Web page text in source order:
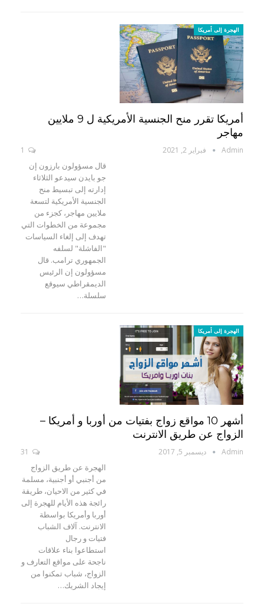
الهجرة إلى أمريكا
أمريكا تقرر منح الجنسية الأمريكية ل 9 ملايين
مهاجر
Admin فبراير 2, 2021
قال مسؤولون بارزون إن
جو بايدن سيدعو الثلاثاء
إدارته إلى تبسيط منح
الجنسية الأمريكية لتسعة
ملايين مهاجر، كجزء من
مجموعة من الخطوات التي
تهدف إلى إلغاء السياسات
"الفاشلة" لسلفه
الجمهوري ترامب. قال
مسؤولون إن الرئيس
الديمقراطي سيوقع
سلسلة…
الهجرة إلى أمريكا
أشهر 10 مواقع زواج بفتيات من أوربا و أمريكا –
الزواج عن طريق الانترنت
Admin ديسمبر 5, 2017
الهجرة عن طريق الزواج
من أجنبي أو أجنبية، مسلمة
في كثير من الاحيان، طريقة
رائجة هذه الأيام للهجرة إلى
أوربا وأمريكا بواسطة
الانترنت. آلاف الشباب
فتيات و رجال
استطاعوا بناء علاقات
ناجحة على مواقع التعارف و
الزواج، شباب تمكنوا من
إيجاد الشريك…